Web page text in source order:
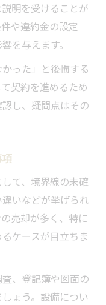
明を受けることが
や違約金の設定
を与えます。
った」と後悔する
契約を進めるため
し、疑問点はその
て、境界線の未確
いなどが挙げられ
売却が多く、特に
ケースが目立ちま
、登記簿や図面の
ょう。設備につい